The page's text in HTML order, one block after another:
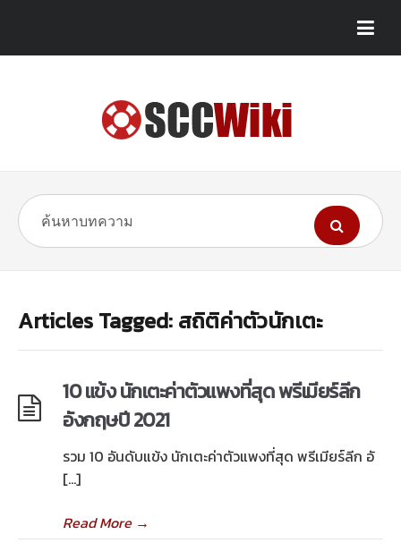
Articles Tagged: สถิติค่าตัวนักเตะ
10 แข้ง นักเตะค่าตัวแพงที่สุด พรีเมียร์ลีก
อังกฤษปี 2021
รวม 10 อันดับแข้ง นักเตะค่าตัวแพงที่สุด พรีเมียร์ลีก อั
[…]
Read More→